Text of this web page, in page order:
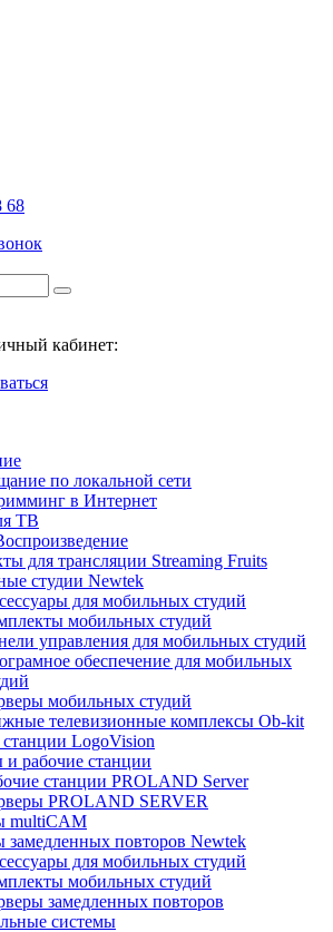
68
кабинет:
по локальной сети
в Интернет
ТВ
для трансляции Streaming Fruits
студии Newtek
для мобильных студий
мобильных студий
управления для мобильных студий
обеспечение для мобильных
мобильных студий
телевизионные комплексы Ob-kit
станции LogoVision
и рабочие станции
станции PROLAND Server
PROLAND SERVER
multiCAM
замедленных повторов Newtek
для мобильных студий
мобильных студий
замедленных повторов
системы